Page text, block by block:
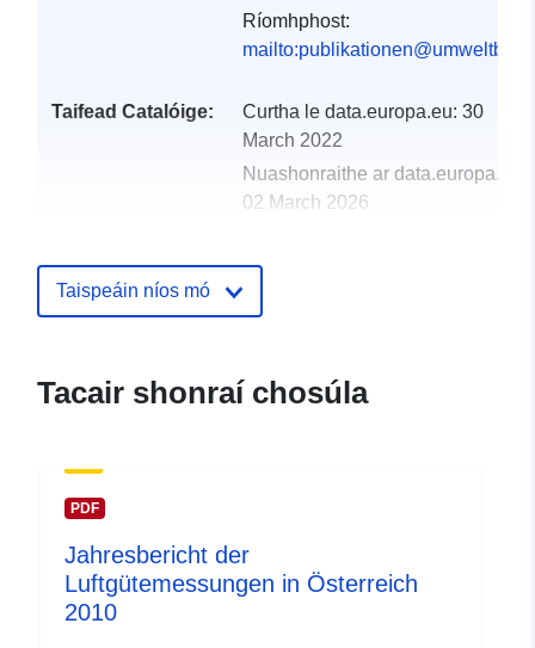
Ríomhphost:
Taifead Catalóige: Curtha le data.europa.eu: 30
March 2022
Nuashonraithe ar data.europa.eu:
02 March 2026
uriRef:
http://data.europa.eu/88u/
Taispeáin níos mó
Tacair shonraí chosúla
PDF
Jahresbericht der
Luftgütemessungen in Österreich
2010